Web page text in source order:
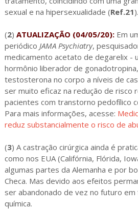
sexual e na hipersexualidade (Ref.21).
(2) ATUALIZAÇÃO (04/05/20): Em
periódico JAMA Psychiatry,
medicamento acetato de degarelix -
hormônio liberador de
testosterona no corpo a níveis de
ser muito eficaz na redução de risco
pacientes com transtorno pedofílico
Para mais informações, acesse:
reduz substancialmente o risco de
(3) A castração cirúrgica ainda é
como nos EUA (Califórnia, Flórida,
algumas partes da Alemanha e por
Checa. Mas devido aos efeitos
ser abandonado de vez no futuro
química.